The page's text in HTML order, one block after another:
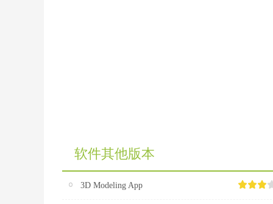
软件其他版本
3D Modeling App